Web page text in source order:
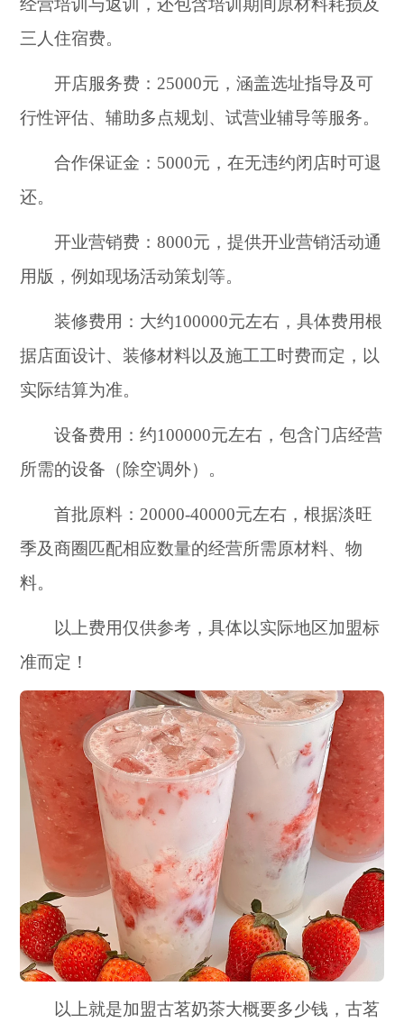
经营培训与返训，还包含培训期间原材料耗损及
三人住宿费。
开店服务费：25000元，涵盖选址指导及可
行性评估、辅助多点规划、试营业辅导等服务。
合作保证金：5000元，在无违约闭店时可退
还。
开业营销费：8000元，提供开业营销活动通
用版，例如现场活动策划等。
装修费用：大约100000元左右，具体费用根
据店面设计、装修材料以及施工工时费而定，以
实际结算为准。
设备费用：约100000元左右，包含门店经营
所需的设备（除空调外）。
首批原料：20000-40000元左右，根据淡旺
季及商圈匹配相应数量的经营所需原材料、物
料。
以上费用仅供参考，具体以实际地区加盟标
准而定！
以上就是加盟古茗奶茶大概要多少钱，古茗